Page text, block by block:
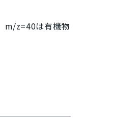
m/z=40は有機物